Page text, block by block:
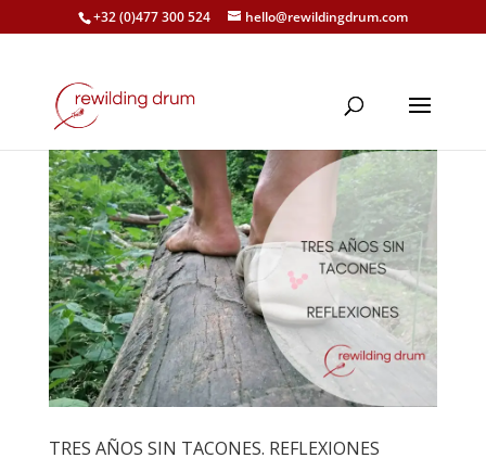
+32 (0)477 300 524 hello@rewildingdrum.com
TRES AÑOS SIN TACONES. REFLEXIONES